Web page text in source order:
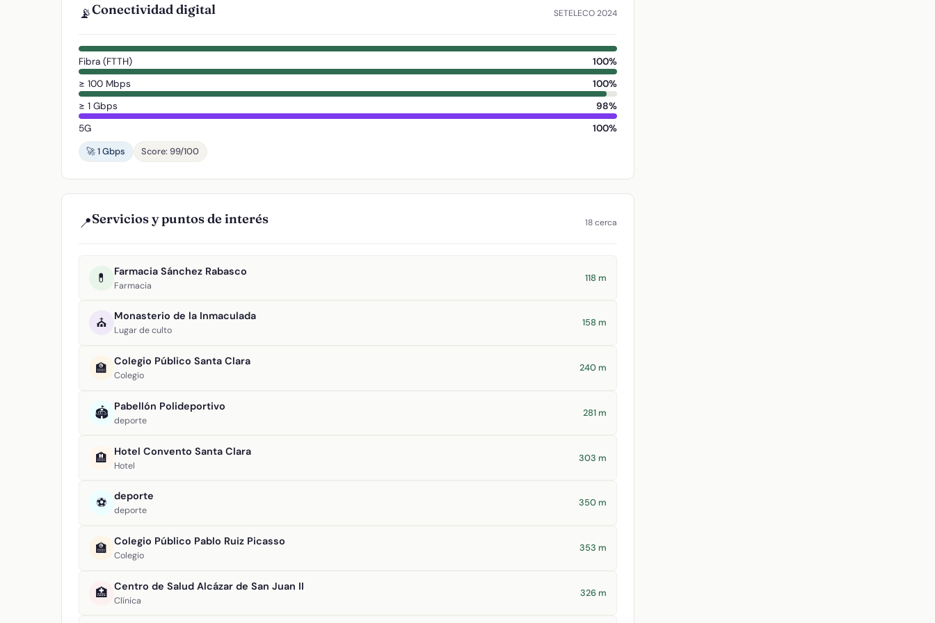
📡Conectividad digital SETELECO 2024
Fibra (FTTH)
100%
≥ 100 Mbps
100%
≥ 1 Gbps
98%
5G
100%
🚀 1 Gbps
Score: 99/100
📍Servicios y puntos de interés 18 cerca
💊 Farmacia Sánchez Rabasco
Farmacia
118 m
⛪ Monasterio de la Inmaculada
Lugar de culto
158 m
🏫 Colegio Público Santa Clara
Colegio
240 m
🏟️ Pabellón Polideportivo
deporte
281 m
🏨 Hotel Convento Santa Clara
Hotel
303 m
⚽ deporte
deporte
350 m
🏫 Colegio Público Pablo Ruiz Picasso
Colegio
353 m
🏥 Centro de Salud Alcázar de San Juan II
Clínica
326 m